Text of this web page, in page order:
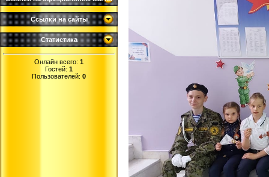
Ссылки на сайты
Статистика
Онлайн всего: 1
Гостей: 1
Пользователей: 0